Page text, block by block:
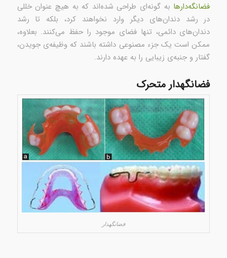
فضانگه‌دارها به گونه‌ای طراحی شده‌اند که به هیچ عنوان خللی
در رشد دندان‌های دیگر وارد نخواهند کرد، بلکه تا رشد
دندان‌های دائمی، تنها فضای موجود را حفظ می‌کنند. بعلاوه،
ممکن است یک جزء مصنوعی داشته باشند که وظیفه‌ی جویدن،
گفتار و جنبه‌ی زیبایی را به عهده دارند.
فضانگهدار متحرک
فضانگهدار